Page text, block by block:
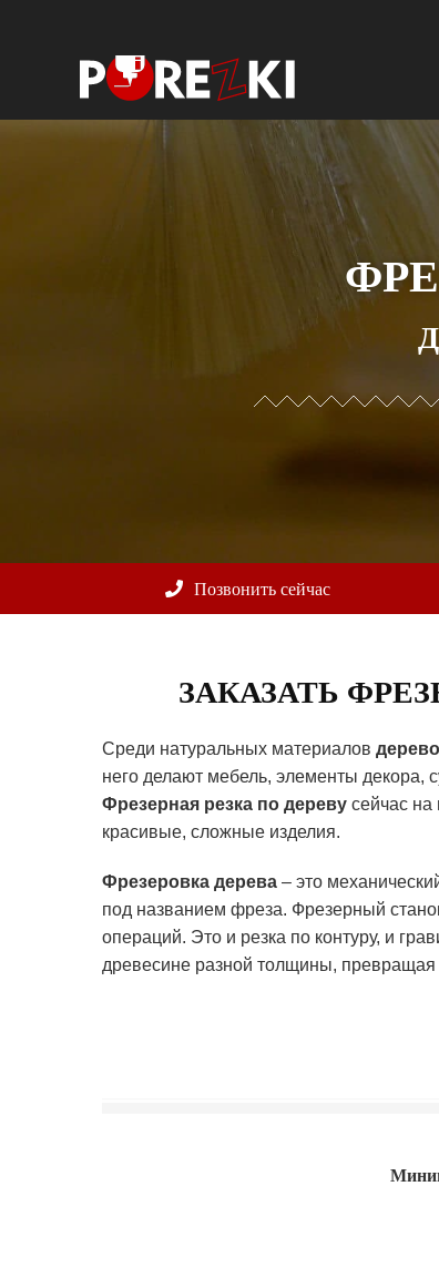
Позвонить сейчас
ЗАКАЗАТЬ
Среди натуральных материалов дерево
него делают мебель, элементы декора,
Фрезерная резка по дереву сейчас на
красивые, сложные изделия.
Фрезеровка дерева – это
под названием фреза. Фрезерный
операций. Это и резка по контуру, и
древесине разной толщины, превращая